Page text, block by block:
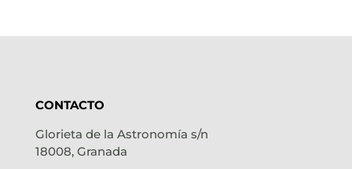
CONTACTO
Glorieta de la Astronomía s/n
18008, Granada